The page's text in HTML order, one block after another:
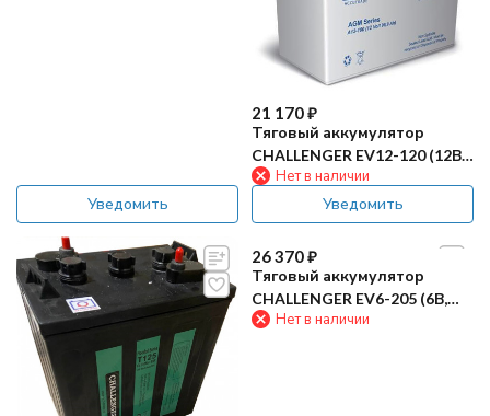
Уведомить
21 170₽
Тяговый аккумулятор
CHALLENGER EV12-120 (12В,
105Ач, AGM)
Нет в наличии
Уведомить